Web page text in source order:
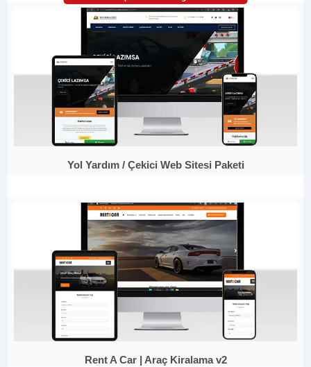
Yol Yardım / Çekici Web Sitesi Paketi
Rent A Car | Araç Kiralama v2